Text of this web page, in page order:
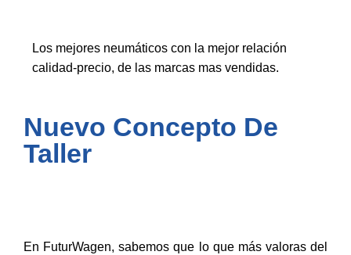
Los mejores neumáticos con la mejor relación
calidad-precio, de las marcas mas vendidas.
Nuevo Concepto De
Taller
En FuturWagen, sabemos que lo que más valoras del